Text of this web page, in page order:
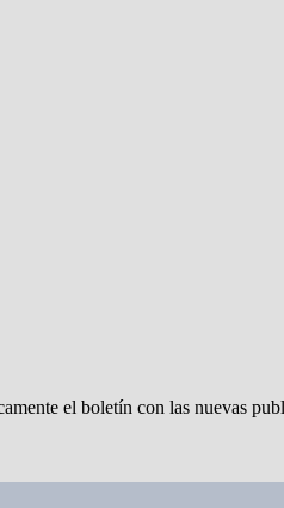
el boletín con las nuevas